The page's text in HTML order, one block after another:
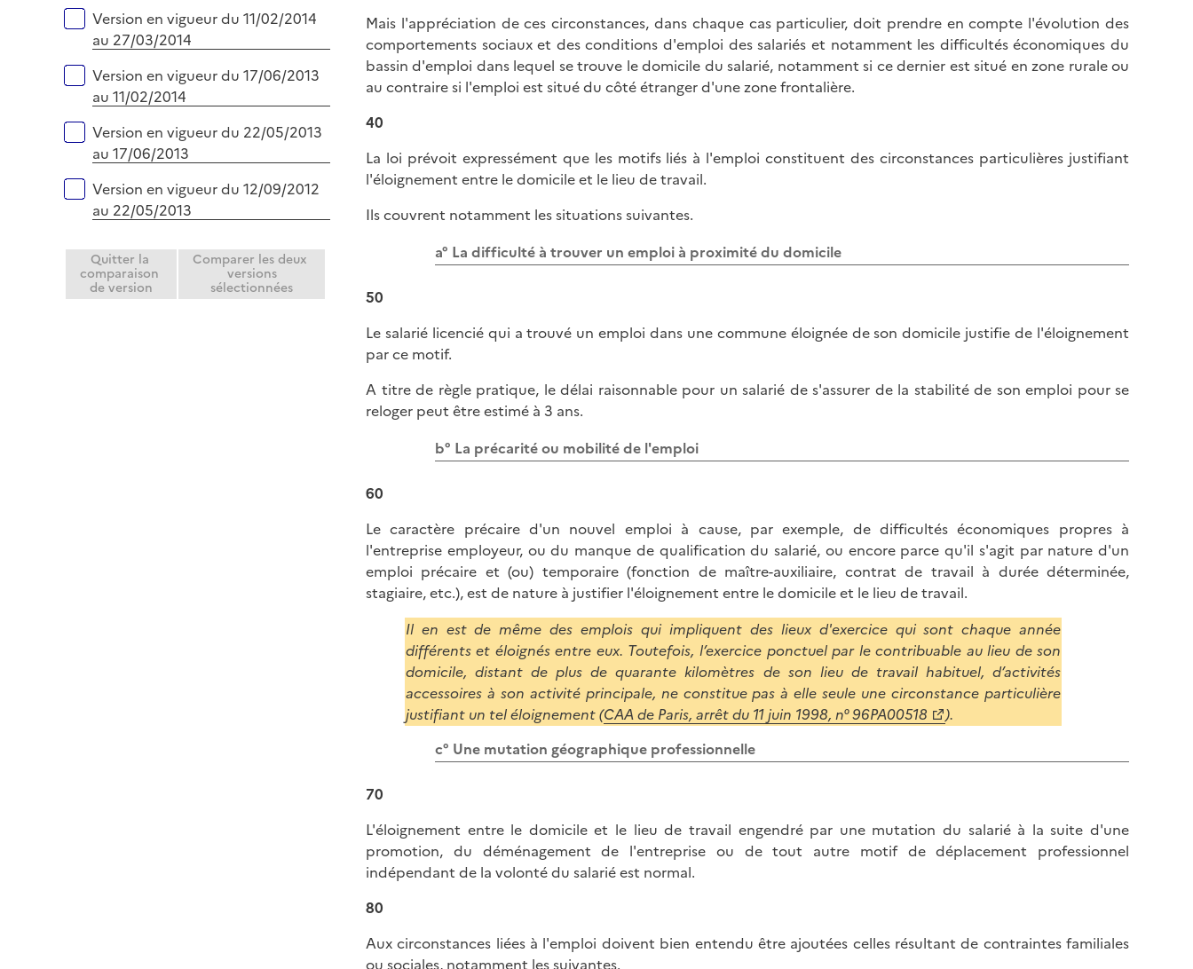
Version en vigueur du 11/02/2014
au 27/03/2014
Version en vigueur du 17/06/2013
au 11/02/2014
Version en vigueur du 22/05/2013
au 17/06/2013
Version en vigueur du 12/09/2012
au 22/05/2013
Quitter la
comparaison
de version
Comparer les deux
versions
sélectionnées
Mais l'appréciation de ces circonstances, dans chaque cas particulier, doit prendre en compte l'évolution des
comportements sociaux et des conditions d'emploi des salariés et notamment les difficultés économiques du
bassin d'emploi dans lequel se trouve le domicile du salarié, notamment si ce dernier est situé en zone rurale ou
au contraire si l'emploi est situé du côté étranger d'une zone frontalière.
40
La loi prévoit expressément que les motifs liés à l'emploi constituent des circonstances particulières justifiant
l'éloignement entre le domicile et le lieu de travail.
Ils couvrent notamment les situations suivantes.
a° La difficulté à trouver un emploi à proximité du domicile
50
Le salarié licencié qui a trouvé un emploi dans une commune éloignée de son domicile justifie de l'éloignement
par ce motif.
A titre de règle pratique, le délai raisonnable pour un salarié de s'assurer de la stabilité de son emploi pour se
reloger peut être estimé à 3 ans.
b° La précarité ou mobilité de l'emploi
60
Le caractère précaire d'un nouvel emploi à cause, par exemple, de difficultés économiques propres à
l'entreprise employeur, ou du manque de qualification du salarié, ou encore parce qu'il s'agit par nature d'un
emploi précaire et (ou) temporaire (fonction de maître-auxiliaire, contrat de travail à durée déterminée,
stagiaire, etc.), est de nature à justifier l'éloignement entre le domicile et le lieu de travail.
Il en est de même des emplois qui impliquent des lieux d'exercice qui sont chaque année
différents et éloignés entre eux. Toutefois, l’exercice ponctuel par le contribuable au lieu de son
domicile, distant de plus de quarante kilomètres de son lieu de travail habituel, d’activités
accessoires à son activité principale, ne constitue pas à elle seule une circonstance particulière
justifiant un tel éloignement (CAA de Paris, arrêt du 11 juin 1998, n° 96PA00518
).
c° Une mutation géographique professionnelle
70
L'éloignement entre le domicile et le lieu de travail engendré par une mutation du salarié à la suite d'une
promotion, du déménagement de l'entreprise ou de tout autre motif de déplacement professionnel
indépendant de la volonté du salarié est normal.
80
Aux circonstances liées à l'emploi doivent bien entendu être ajoutées celles résultant de contraintes familiales
ou sociales, notamment les suivantes.